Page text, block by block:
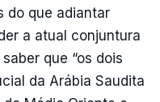
do que adiantar
a atual conjuntura
que “os dois
da Arábia Saudita